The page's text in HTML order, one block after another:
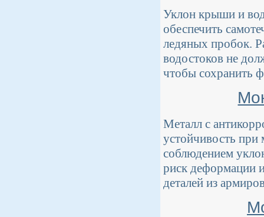
Уклон крыши и
обеспечить
ледяных пробок.
водостоков не
чтобы сохранить
Металл с
устойчивость
соблюдением
риск деформации
деталей из